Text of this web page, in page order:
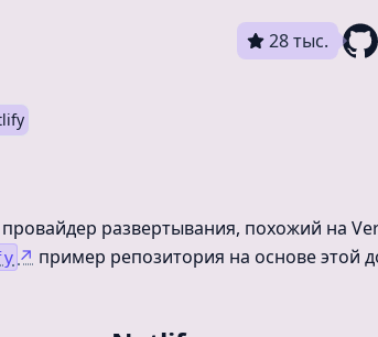
28 тыс.
развертывания, похожий на
↗ пример репозитория на основе этой